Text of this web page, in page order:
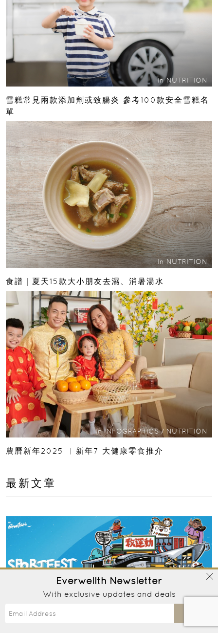
In NUTRITION
雪糕常見兩款添加劑或致腸炎 參考100款安全雪糕名
單
In NUTRITION
食譜｜夏天15款大小朋友去濕、消暑湯水
In INFOGRAPHICS/ NUTRITION
農曆新年2025 ︳新年7 大健康零食推介
最新文章
Everwellth Newsletter
With exclusive updates and deals